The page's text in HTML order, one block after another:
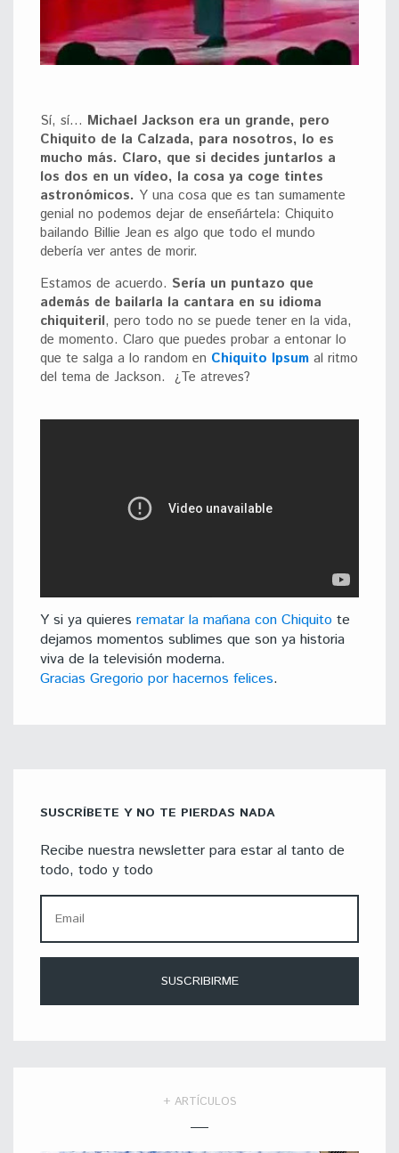
Sí, sí… Michael Jackson era un grande, pero
Chiquito de la Calzada, para nosotros, lo es
mucho más. Claro, que si decides juntarlos a
los dos en un vídeo, la cosa ya coge tintes
astronómicos. Y una cosa que es tan sumamente
genial no podemos dejar de enseñártela: Chiquito
bailando Billie Jean es algo que todo el mundo
debería ver antes de morir.
Estamos de acuerdo. Sería un puntazo que
además de bailarla la cantara en su idioma
chiquiteril, pero todo no se puede tener en la vida,
de momento. Claro que puedes probar a entonar lo
que te salga a lo random en Chiquito Ipsum al ritmo
del tema de Jackson. ¿Te atreves?
Y si ya quieres rematar la mañana con Chiquito te
dejamos momentos sublimes que son ya historia
viva de la televisión moderna.
Gracias Gregorio por hacernos felices.
SUSCRÍBETE Y NO TE PIERDAS NADA
Recibe nuestra newsletter para estar al tanto de
todo, todo y todo
+ ARTÍCULOS